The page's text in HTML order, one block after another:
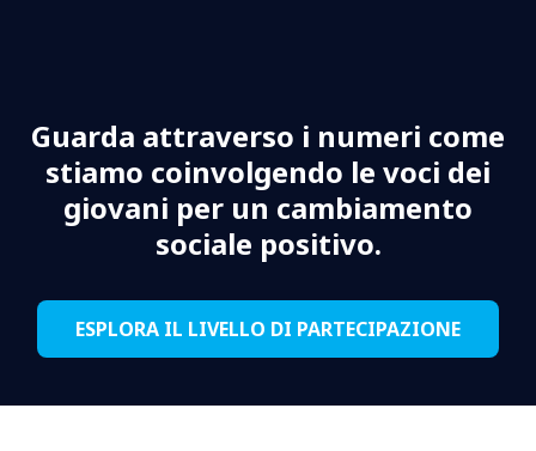
Guarda attraverso i numeri come
stiamo coinvolgendo le voci dei
giovani per un cambiamento
sociale positivo.
ESPLORA IL LIVELLO DI PARTECIPAZIONE